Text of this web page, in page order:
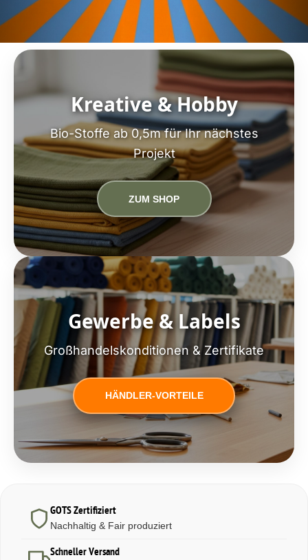
Kreative & Hobby
Bio-Stoffe ab 0,5m für Ihr nächstes
Projekt
ZUM SHOP
Gewerbe & Labels
Großhandelskonditionen & Zertifikate
HÄNDLER-VORTEILE
GOTS Zertifiziert
Nachhaltig & Fair produziert
Schneller Versand